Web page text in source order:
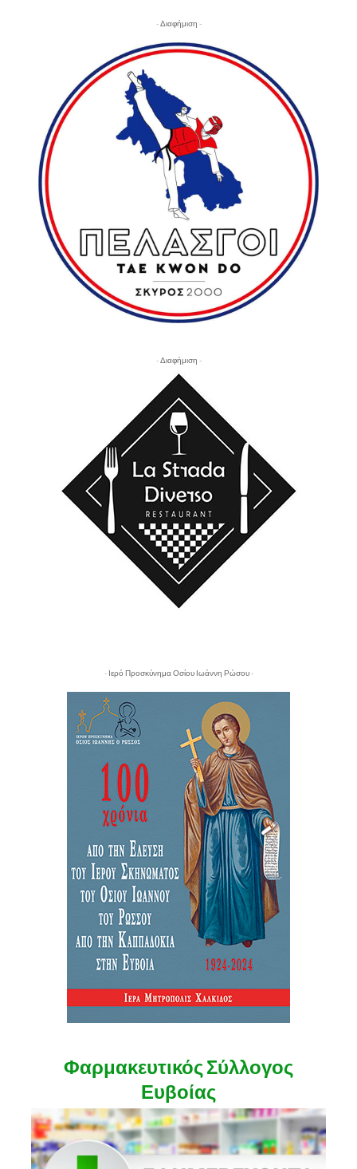
- Διαφήμιση -
- Διαφήμιση -
- Ιερό Προσκύνημα Οσίου Ιωάννη Ρώσου -
Φαρμακευτικός Σύλλογος
Ευβοίας